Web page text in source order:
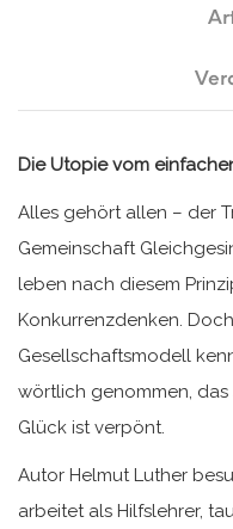
Die Utopie vom
Alles gehört allen – der
Gemeinschaft
leben nach diesem
Konkurrenzdenken.
Gesellschaftsmodell
wörtlich genommen,
Glück ist verpönt.
Autor Helmut Luther
arbeitet als Hilfslehrer,